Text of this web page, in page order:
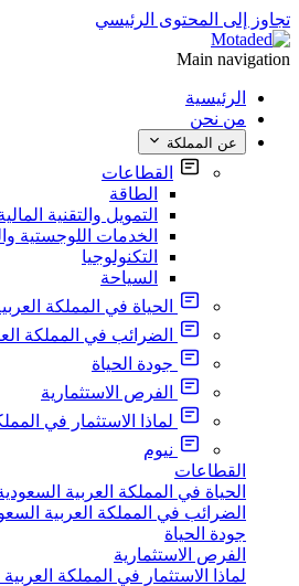
تجاوز إلى المحتوى الرئيسي
Main navigation
الرئيسية
من نحن
عن المملكة
القطاعات
الطاقة
التمويل والتقنية
الخدمات اللوجستية
التكنولوجيا
السياحة
الحياة في المملكة
الضرائب في المملكة
جودة الحياة
الفرص الاستثمارية
لماذا الاستثمار في
نيوم
القطاعات
الحياة في المملكة العربية
الضرائب في المملكة العربية
جودة الحياة
الفرص الاستثمارية
لماذا الاستثمار في المملكة